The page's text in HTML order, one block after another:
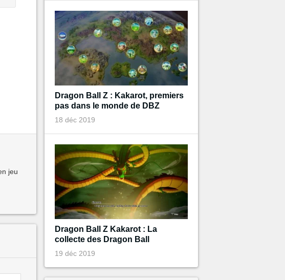
jeu
Dragon Ball Z : Kakarot, premiers
pas dans le monde de DBZ
18 déc 2019
Dragon Ball Z Kakarot : La
collecte des Dragon Ball
19 déc 2019